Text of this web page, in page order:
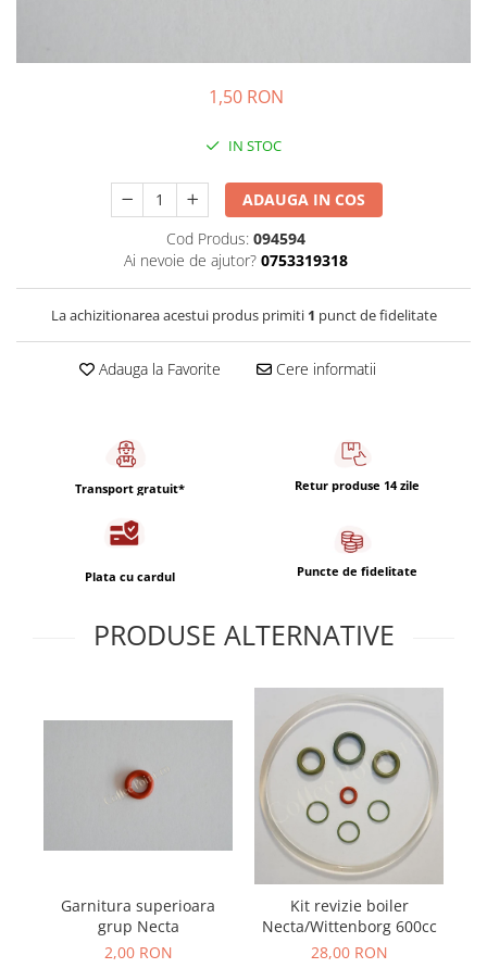
Cafea boabe Segafredo
Cafea de specialitate
Cafea proaspat prajita
Cafea Columbia
Cafea Brazilia
Cafea Guatemala
Cafea Costa Rica
Capsule de Cafea
Cafea macinata
Tastaturi si butoane
1,50 RON
IN STOC
ADAUGA IN COS
Cod Produs: 094594
Ai nevoie de ajutor? 0753319318
La achizitionarea acestui produs primiti 1 punct de fidelitate
Adauga la Favorite Cere informatii
Transport gratuit* Retur produse 14 zile
Plata cu cardul Puncte de fidelitate
PRODUSE ALTERNATIVE
Garnitura superioara
grup Necta
2,00 RON
Kit revizie boiler
Necta/Wittenborg 600cc
28,00 RON